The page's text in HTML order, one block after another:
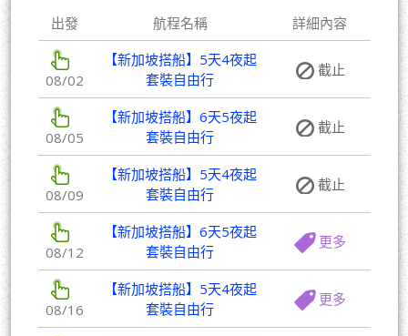
出發 航程名稱 詳細內容
08/02
【新加坡搭船】5天4夜起
套裝自由行
截止
08/05
【新加坡搭船】6天5夜起
套裝自由行
截止
08/09
【新加坡搭船】5天4夜起
套裝自由行
截止
08/12
【新加坡搭船】6天5夜起
套裝自由行
更多
08/16
【新加坡搭船】5天4夜起
套裝自由行
更多